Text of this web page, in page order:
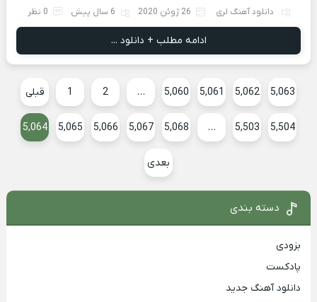
دانلود آهنگ لری 26 ژوئن 2020 6 سال پیش 0 نظر
ادامه مطلب + دانلود ...
قبلی 1 2 … 5,060 5,061 5,062 5,063
5,064 5,065 5,066 5,067 5,068 … 5,503 5,504
بعدی
دسته بندی
بزودی
پادکست
دانلود آهنگ جدید